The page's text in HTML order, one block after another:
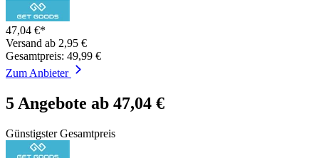
47,04 €*
Versand ab 2,95 €
Gesamtpreis: 49,99 €
Zum Anbieter
5 Angebote ab 47,04 €
Günstigster Gesamtpreis